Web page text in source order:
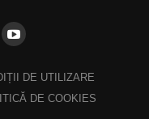
DE UTILIZARE
DE COOKIES